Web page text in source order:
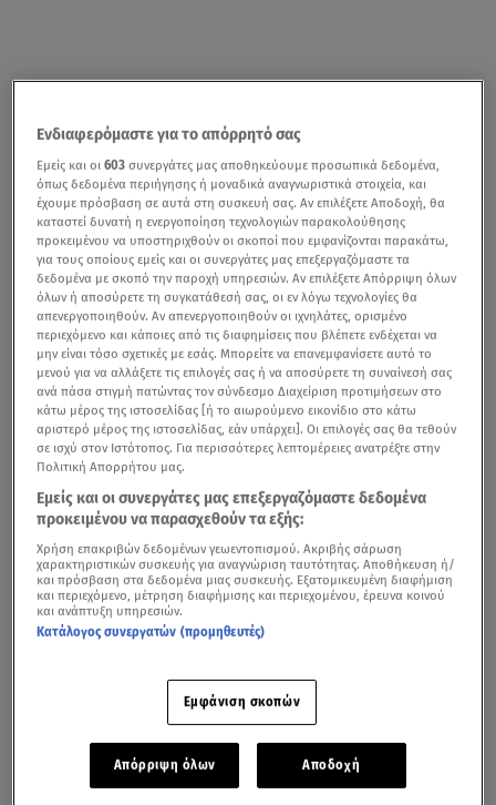
Βρυξέλλες, για νέες αποκαλύψεις κατά του Αλέξη Γεωργούλη από πρώην
Τις τελευταίες εξελίξεις για την υπόθεση του
Γεωργούληκαι της κατηγορίας εις βάρος του για βιασμό
Ενδιαφερόμαστε για το απόρρητό σας
Εμείς και οι603 συνεργάτες μας αποθηκεύουμε προσωπικά δεδομένα,
όπως δεδομένα περιήγησης ή μοναδικά αναγνωριστικά στοιχεία, και
έχουμε πρόσβαση σε αυτά στη συσκευή σας. Αν επιλέξετε Αποδοχή, θα
καταστεί δυνατή η ενεργοποίηση τεχνολογιών παρακολούθησης
προκειμένου να υποστηριχθούν οι σκοποί που εμφανίζονται παρακάτω,
για τους οποίους εμείς και οι συνεργάτες μας επεξεργαζόμαστε τα
δεδομένα με σκοπό την παροχή υπηρεσιών. Αν επιλέξετε Απόρριψη όλων
όλων ή αποσύρετε τη συγκατάθεσή σας, οι εν λόγω τεχνολογίες θα
απενεργοποιηθούν. Αν απενεργοποιηθούν οι ιχνηλάτες, ορισμένο
περιεχόμενο και κάποιες από τις διαφημίσεις που βλέπετε ενδέχεται να
μην είναι τόσο σχετικές με εσάς. Μπορείτε να επανεμφανίσετε αυτό το
μενού για να αλλάξετε τις επιλογές σας ή να αποσύρετε τη συναίνεσή σας
ανά πάσα στιγμή πατώντας τον σύνδεσμο Διαχείριση προτιμήσεων στο
κάτω μέρος της ιστοσελίδας [ή το αιωρούμενο εικονίδιο στο κάτω
αριστερό μέρος της ιστοσελίδας, εάν υπάρχει]. Οι επιλογές σας θα τεθούν
σε ισχύ στον Ιστότοπος. Για περισσότερες λεπτομέρειες ανατρέξτε στην
Πολιτική Απορρήτου μας.
Εμείς και οι συνεργάτες μας επεξεργαζόμαστε δεδομένα
προκειμένου να παρασχεθούν τα εξής:
Χρήση επακριβών δεδομένων γεωεντοπισμού. Ακριβής σάρωση
χαρακτηριστικών συσκευής για αναγνώριση ταυτότητας. Αποθήκευση ή/
και πρόσβαση στα δεδομένα μιας συσκευής. Εξατομικευμένη διαφήμιση
και περιεχόμενο, μέτρηση διαφήμισης και περιεχομένου, έρευνα κοινού
και ανάπτυξη υπηρεσιών.
Κατάλογος συνεργατών (προμηθευτές)
Εμφάνιση σκοπών
Απόρριψη όλων Αποδοχή